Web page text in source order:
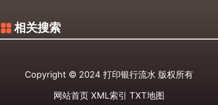
相关搜索
Copyright © 2024 打印银行流水 版权所有
网站首页 XML索引 TXT地图